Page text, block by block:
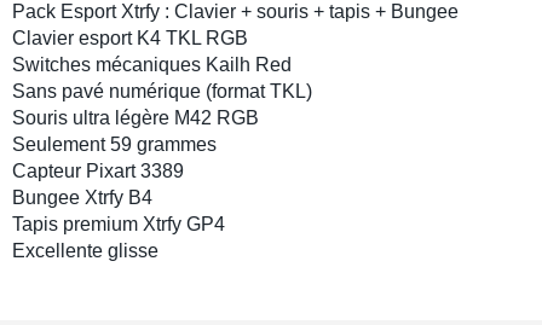
Pack EsportXtrfy : Clavier + souris + tapis + Bungee
Clavier esport K4 TKL RGB
Switches mécaniques Kailh Red
Sans pavé numérique (format TKL)
Souris ultra légère M42 RGB
Seulement 59 grammes
Capteur Pixart 3389
Bungee Xtrfy B4
Tapis premium Xtrfy GP4
Excellente glisse